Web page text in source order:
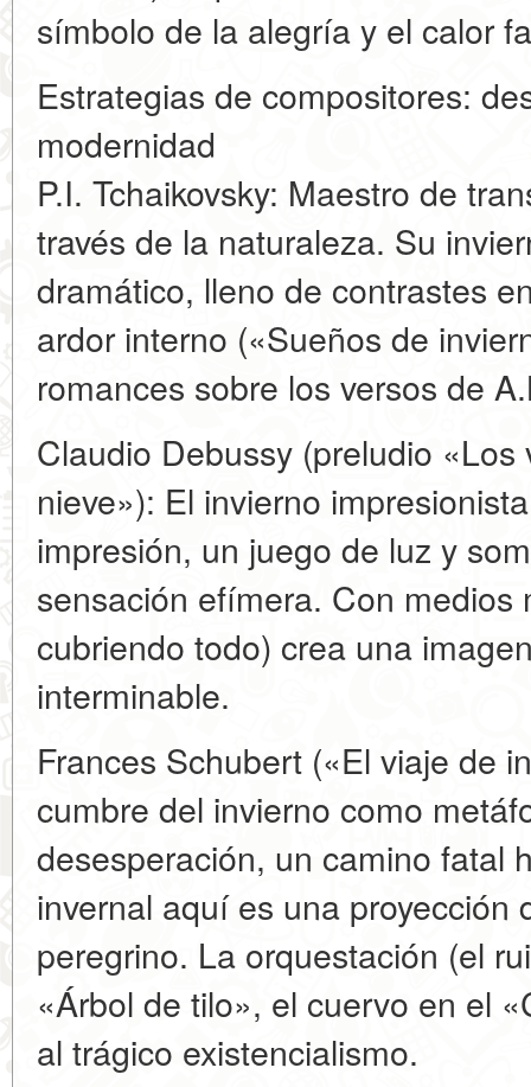
símbolo de la alegría y el calor
Estrategias de compositores:
modernidad
P.I. Tchaikovsky: Maestro de
través de la naturaleza. Su
dramático, lleno de contrastes
ardor interno («Sueños de
romances sobre los versos de
Claudio Debussy (preludio
nieve»): El invierno
impresión, un juego de luz y
sensación efímera. Con medios
cubriendo todo) crea una
interminable.
Frances Schubert («El viaje de
cumbre del invierno como
desesperación, un camino fatal
invernal aquí es una proyección
peregrino. La orquestación (el
«Árbol de tilo», el cuervo en el
al trágico existencialismo.